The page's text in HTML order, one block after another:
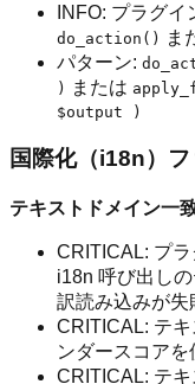
INFO: プラグ
do_action() ま
パターン:
)
または
$output )
国際化（i18n）
テキストドメイン一
CRITICAL: プ
i18n 呼び出し
訳読み込みが失
CRITICAL: テ
ンダースコア
CRITICAL: テ